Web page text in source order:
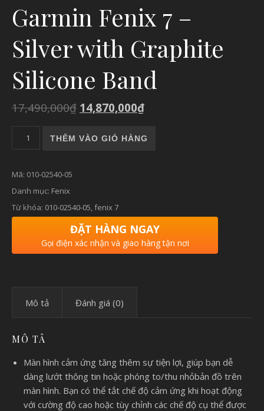
Garmin Fenix 7 –
Silver with Graphite
Silicone Band
17,490,000₫ 14,870,000₫
Garmin Fenix 7 - Silver with Graphite Silicone Band số lượng
THÊM VÀO GIỎ HÀNG
Mã: 010-02540-05
Danh mục: Fenix
Từ khóa: 010-02540-05,fenix 7
ĐẶT HÀNG NGAY
Gọi điện xác nhận và giao hàng tận nơi
Mô tả Đánh giá (0)
MÔ TẢ
Màn hình cảm ứng tăng thêm sự tiện lợi, giúp bạn dễ
dàng lướt thông tin hoặc phóng to/thu nhỏbản đồ trên
màn hình. Bạn có thể tắt chế độ cảm ứng khi hoạt động
với cường độ cao hoặc tùy chỉnh các chế độ cụ thể được